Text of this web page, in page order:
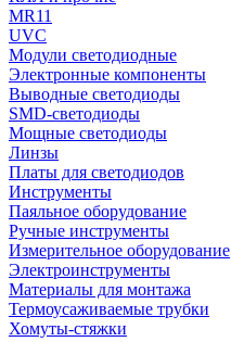
MR11
UVC
Модули светодиодные
Электронные компоненты
Выводные светодиоды
SMD-светодиоды
Мощные светодиоды
Линзы
Платы для светодиодов
Инструменты
Паяльное оборудование
Ручные инструменты
Измерительное оборудование
Электроинструменты
Материалы для монтажа
Термоусаживаемые трубки
Хомуты-стяжки